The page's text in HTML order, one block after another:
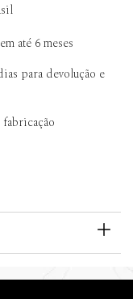
até 6 meses
para devolução e